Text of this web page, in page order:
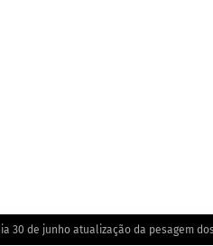
30 de junho atualização da pesagem